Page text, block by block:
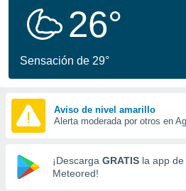
calidad.
a este
las
y
forma
digital
basada
26°
Sensación de 29°
Aviso de nivel amarillo
Alerta moderada por otros en
¡Descarga GRATIS la app de
Meteored!